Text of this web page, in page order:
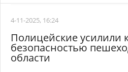
4-11-2025, 16:24
Полицейские усилили
безопасностью
области